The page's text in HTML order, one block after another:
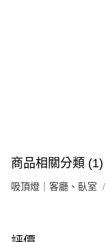
商品相關分類 (1)
吸頂燈｜客廳、臥室